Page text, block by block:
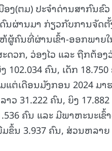
ງ(ຕມ) ປະຈຳດ່ານສາກົນຂົວ
ນຜ່ານມາ ກ່ຽວກັບການຈັດຕັ້
ຜູ້ຄົນທີ່ຜ່ານເຂົ້າ-ອອກພາຍໃ
ດວກ, ວ່ອງໄວ ແລະ ຖືກຕ້ອງ
ຄົນ, ເດັກ
ແຕ່ເດືອນມັງກອນ 2024 ມາ
31.222 ຄົນ, ຍິງ
ຄົນ ແລະ ມີພາຫະນະເຂົ້
ຂຶ້ນ 3.937 ຄົນ, ສ່ວນຫລາຍ